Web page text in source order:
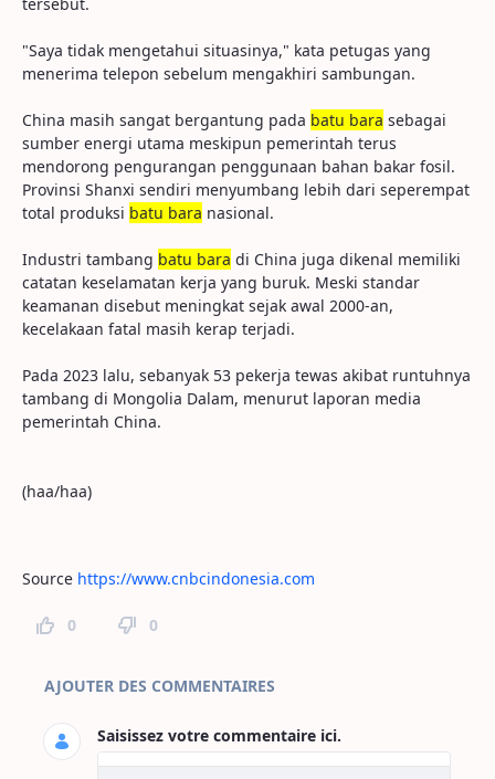
"Saya tidak mengetahui situasinya," kata petugas yang
menerima telepon sebelum mengakhiri sambungan.
China masih sangat bergantung pada batu bara sebagai
sumber energi utama meskipun pemerintah terus
mendorong pengurangan penggunaan bahan bakar fosil.
Provinsi Shanxi sendiri menyumbang lebih dari seperempat
total produksi batu bara nasional.
Industri tambang batu bara di China juga dikenal memiliki
catatan keselamatan kerja yang buruk. Meski standar
keamanan disebut meningkat sejak awal 2000-an,
kecelakaan fatal masih kerap terjadi.
Pada 2023 lalu, sebanyak 53 pekerja tewas akibat runtuhnya
tambang di Mongolia Dalam, menurut laporan media
pemerintah China.
(haa/haa)
Source https://www.cnbcindonesia.com
0 0
Commentaires sur la page
AJOUTER DES COMMENTAIRES
Saisissez votre commentaire ici.